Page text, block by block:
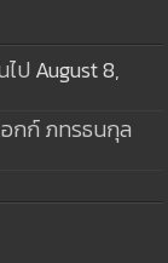
ไป August 8,
อกก์ ภทรธนกุล